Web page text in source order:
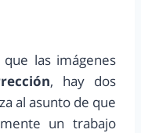
las imágenes
, hay dos
al asunto de que
un trabajo